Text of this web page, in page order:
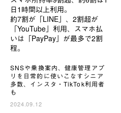
日1時間以上利用。
約7割が「LINE」、2割超が
「YouTube」利用、スマホ払
いは「PayPay」が最多で2割
程。
SNSや乗換案内、健康管理アプ
リを日常的に使いこなすシニア
多数、インスタ・TikTok利用者
も
2024.09.12